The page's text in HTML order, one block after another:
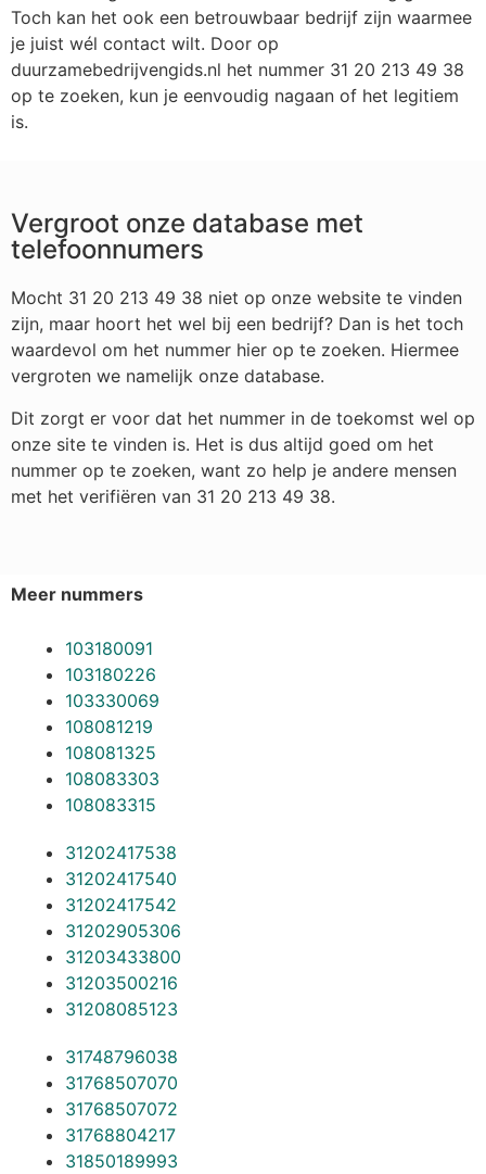
Toch kan het ook een betrouwbaar bedrijf zijn waarmee
je juist wél contact wilt. Door op
duurzamebedrijvengids.nl het nummer 31 20 213 49 38
op te zoeken, kun je eenvoudig nagaan of het legitiem
is.
Vergroot onze database met
telefoonnumers
Mocht 31 20 213 49 38 niet op onze website te vinden
zijn, maar hoort het wel bij een bedrijf? Dan is het toch
waardevol om het nummer hier op te zoeken. Hiermee
vergroten we namelijk onze database.
Dit zorgt er voor dat het nummer in de toekomst wel op
onze site te vinden is. Het is dus altijd goed om het
nummer op te zoeken, want zo help je andere mensen
met het verifiëren van 31 20 213 49 38.
Meer nummers
103180091
103180226
103330069
108081219
108081325
108083303
108083315
31202417538
31202417540
31202417542
31202905306
31203433800
31203500216
31208085123
31748796038
31768507070
31768507072
31768804217
31850189993